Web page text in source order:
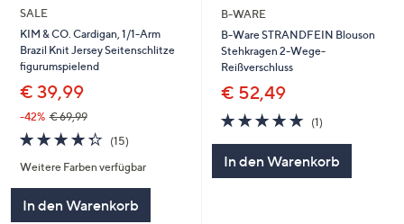
SALE
KIM & CO. Cardigan, 1/1-Arm
Brazil Knit Jersey Seitenschlitze
figurumspielend
€ 39,99
-42% € 69,99
4.3
von
5
(15)
Weitere Farben verfügbar
In den Warenkorb
B-WARE
B-Ware STRANDFEIN Blouson
Stehkragen 2-Wege-
Reißverschluss
€ 52,49
5.0
von
5
(1)
In den Warenkorb